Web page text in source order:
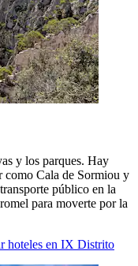
y los parques. Hay
como Cala de Sormiou y
público en la
para moverte por la
hoteles en IX Distrito